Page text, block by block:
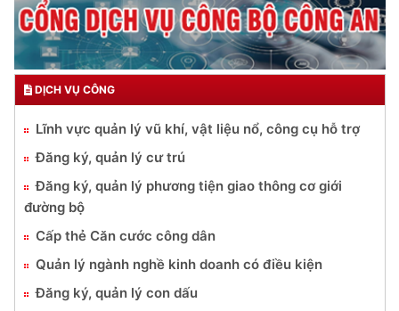
DỊCH VỤ CÔNG
Lĩnh vực quản lý vũ khí, vật liệu nổ, công cụ hỗ trợ
Đăng ký, quản lý cư trú
Đăng ký, quản lý phương tiện giao thông cơ giới
đường bộ
Cấp thẻ Căn cước công dân
Quản lý ngành nghề kinh doanh có điều kiện
Đăng ký, quản lý con dấu